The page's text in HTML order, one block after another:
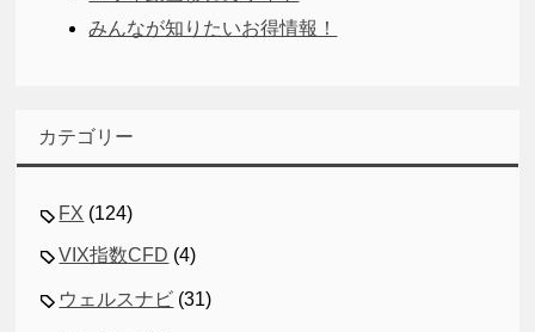
みんなが知りたいお得情報！
カテゴリー
FX (124)
VIX指数CFD (4)
ウェルスナビ (31)